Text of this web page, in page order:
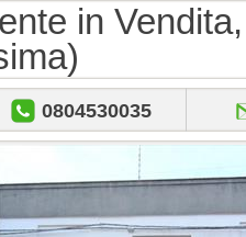
in
0804530035